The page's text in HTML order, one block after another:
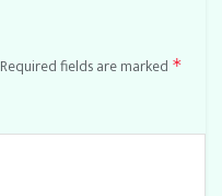
Required fields are marked *